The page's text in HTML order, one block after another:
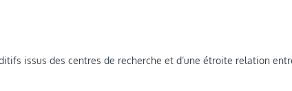
issus des centres de recherche et d’une étroite relation